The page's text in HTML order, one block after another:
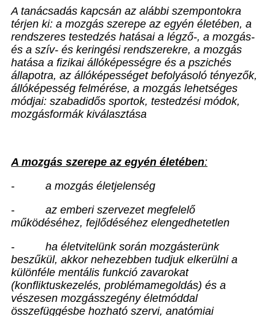
A tanácsadás kapcsán az alábbi szempontokra
térjen ki: a mozgás szerepe az egyén életében, a
rendszeres testedzés hatásai a légző-, a mozgás-
és a szív- és keringési rendszerekre, a mozgás
hatása a fizikai állóképességre és a pszichés
állapotra, az állóképességet befolyásoló tényezők,
állóképesség felmérése, a mozgás lehetséges
módjai: szabadidős sportok, testedzési módok,
mozgásformák kiválasztása
A mozgás szerepe az egyén életében:
-
a mozgás életjelenség
-
az emberi szervezet megfelelő
működéséhez, fejlődéséhez elengedhetetlen
-
ha életvitelünk során mozgásterünk
beszűkül, akkor nehezebben tudjuk elkerülni a
különféle mentális funkció zavarokat
(konfliktuskezelés, problémamegoldás) és a
vészesen mozgásszegény életmóddal
összefüggésbe hozható szervi, anatómiai